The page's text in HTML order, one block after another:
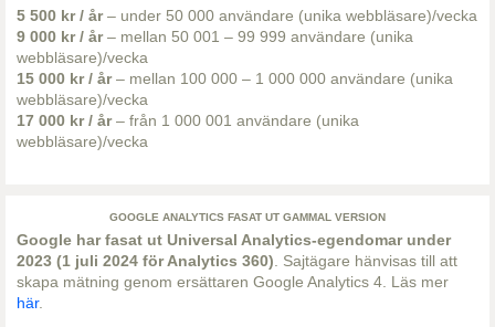
5 500 kr / år– under 50 000 användare (unika webbläsare)/vecka
9 000 kr / år– mellan 50 001 – 99 999 användare (unika
webbläsare)/vecka
15 000 kr / år– mellan 100 000 – 1 000 000 användare (unika
webbläsare)/vecka
17 000 kr / år– från 1 000 001 användare (unika
webbläsare)/vecka
GOOGLE ANALYTICS FASAT UT GAMMAL VERSION
Google har fasat ut Universal Analytics-egendomar under
2023 (1 juli 2024 för Analytics 360) . Sajtägare hänvisas till att
skapa mätning genom ersättaren Google Analytics 4. Läs mer
här.